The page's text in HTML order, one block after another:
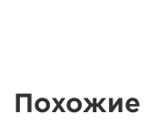
Похожие